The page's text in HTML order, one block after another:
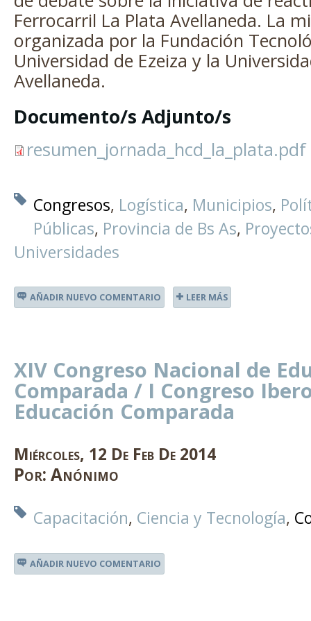
Ferrocarril La Plata Avellaneda. La
organizada por la Fundación
Universidad de Ezeiza y la
Avellaneda.
Documento/s Adjunto/s
resumen_jornada_hcd_la_plata.pdf
Congresos Logística Municipios
Públicas Provincia de Bs As
Universidades
AÑADIR NUEVO COMENTARIO LEER MÁS
XIV Congreso Nacional de
Comparada / I Congreso
Educación Comparada
Miércoles, 12 De Feb De 2014
Por: Anónimo
Capacitación Ciencia y Tecnología
AÑADIR NUEVO COMENTARIO